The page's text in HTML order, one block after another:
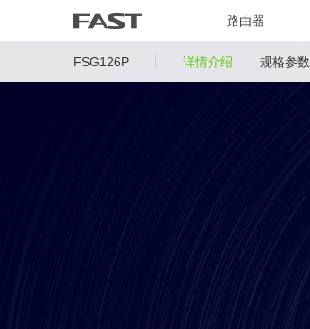
路由器
FSG126P 详情介绍 规格参数